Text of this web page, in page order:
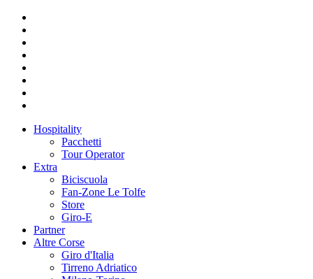
Hospitality
Pacchetti
Tour Operator
Extra
Biciscuola
Fan-Zone Le Tolfe
Store
Giro-E
Partner
Altre Corse
Giro d'Italia
Tirreno Adriatico